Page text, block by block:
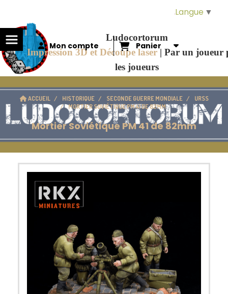
Ludocortorum
Impression 3D et Découpe laser |Par un joueur
les joueurs
Mon compte Panier
ACCUEIL HISTORIQUE SECONDE GUERRE MONDIALE
URSS
MORTIER SOVIÉTIQUE PM 41 DE 82MM
Mortier Soviétique PM 41 de 82mm
Langue ▼